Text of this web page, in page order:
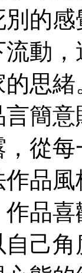
的
動
的思緒
簡
從
品
品
己